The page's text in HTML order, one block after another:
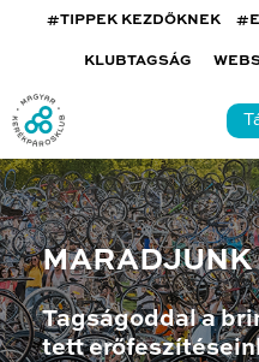
#TIPPEK KEZDŐKNEK
KLUBTAGSÁG
MARADJUNK
Tagságoddal a
tett